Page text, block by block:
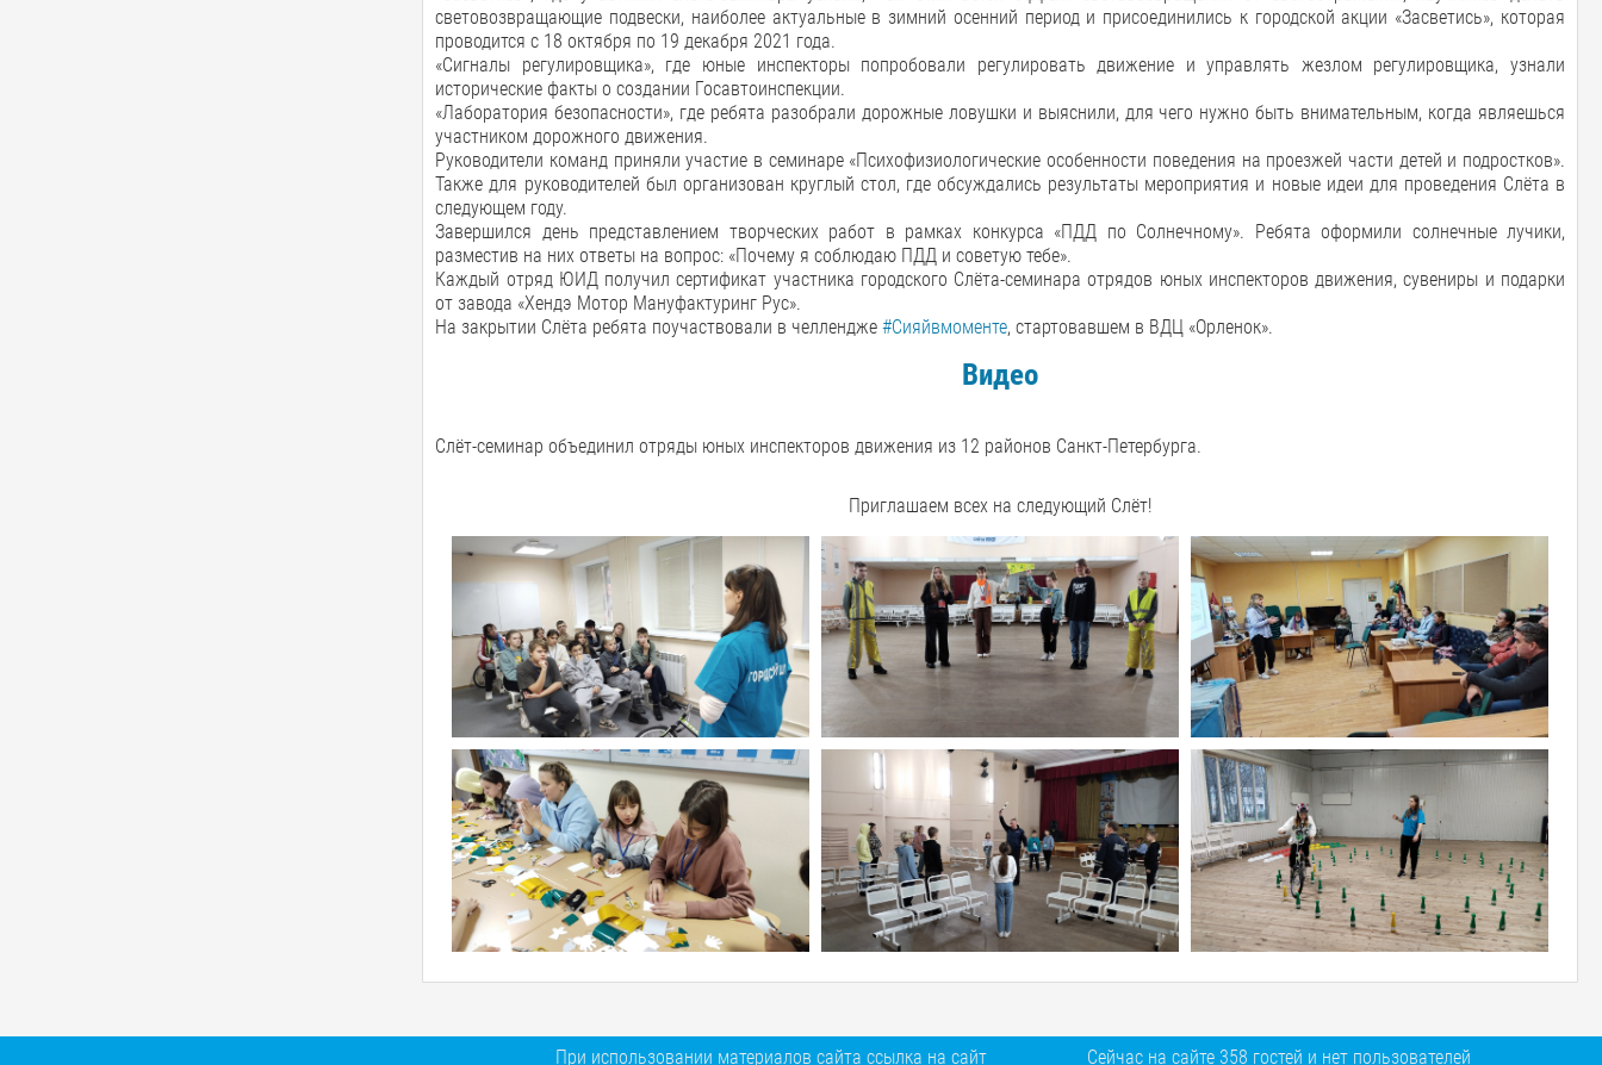
световозвращающие подвески, наиболее актуальные в зимний осенний период и присоединились к городской акции «Засветись», которая
проводится с 18 октября по 19 декабря 2021 года.
«Сигналы регулировщика», где юные инспекторы попробовали регулировать движение и управлять жезлом регулировщика, узнали
исторические факты о создании Госавтоинспекции.
«Лаборатория безопасности», где ребята разобрали дорожные ловушки и выяснили, для чего нужно быть внимательным, когда являешься
участником дорожного движения.
Руководители команд приняли участие в семинаре «Психофизиологические особенности поведения на проезжей части детей и подростков».
Также для руководителей был организован круглый стол, где обсуждались результаты мероприятия и новые идеи для проведения Слёта в
следующем году.
Завершился день представлением творческих работ в рамках конкурса «ПДД по Солнечному». Ребята оформили солнечные лучики,
разместив на них ответы на вопрос: «Почему я соблюдаю ПДД и советую тебе».
Каждый отряд ЮИД получил сертификат участника городского Слёта-семинара отрядов юных инспекторов движения, сувениры и подарки
от завода «Хендэ Мотор Мануфактуринг Рус».
На закрытии Слёта ребята поучаствовали в челлендже#Сияйвмоменте, стартовавшем в ВДЦ «Орленок».
Видео
Слёт-семинар объединил отряды юных инспекторов движения из 12 районов Санкт-Петербурга.
Приглашаем всех на следующий Слёт!
При использовании материалов сайта ссылка на сайт Сейчас на сайте 358 гостей и нет пользователей